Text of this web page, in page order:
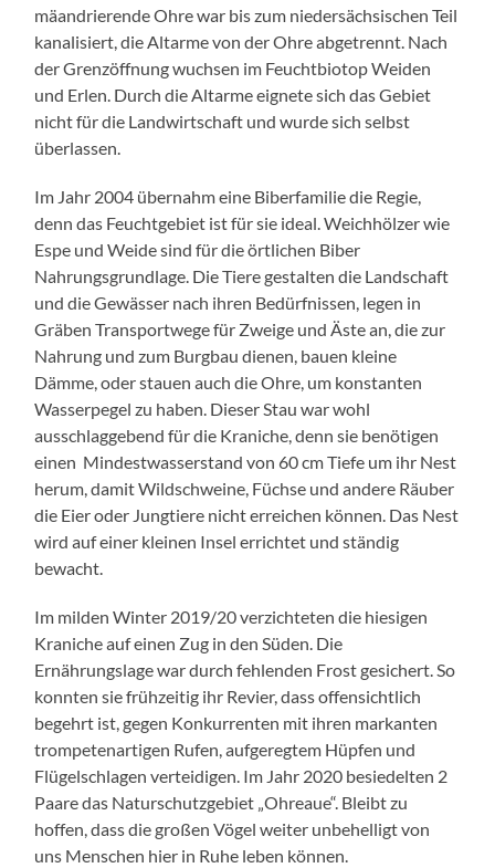
mäandrierende Ohre war bis zum niedersächsischen Teil
kanalisiert, die Altarme von der Ohre abgetrennt. Nach
der Grenzöffnung wuchsen im Feuchtbiotop Weiden
und Erlen. Durch die Altarme eignete sich das Gebiet
nicht für die Landwirtschaft und wurde sich selbst
überlassen.
Im Jahr 2004 übernahm eine Biberfamilie die Regie,
denn das Feuchtgebiet ist für sie ideal. Weichhölzer wie
Espe und Weide sind für die örtlichen Biber
Nahrungsgrundlage. Die Tiere gestalten die Landschaft
und die Gewässer nach ihren Bedürfnissen, legen in
Gräben Transportwege für Zweige und Äste an, die zur
Nahrung und zum Burgbau dienen, bauen kleine
Dämme, oder stauen auch die Ohre, um konstanten
Wasserpegel zu haben. Dieser Stau war wohl
ausschlaggebend für die Kraniche, denn sie benötigen
einen Mindestwasserstand von 60 cm Tiefe um ihr Nest
herum, damit Wildschweine, Füchse und andere Räuber
die Eier oder Jungtiere nicht erreichen können. Das Nest
wird auf einer kleinen Insel errichtet und ständig
bewacht.
Im milden Winter 2019/20 verzichteten die hiesigen
Kraniche auf einen Zug in den Süden. Die
Ernährungslage war durch fehlenden Frost gesichert. So
konnten sie frühzeitig ihr Revier, dass offensichtlich
begehrt ist, gegen Konkurrenten mit ihren markanten
trompetenartigen Rufen, aufgeregtem Hüpfen und
Flügelschlagen verteidigen. Im Jahr 2020 besiedelten 2
Paare das Naturschutzgebiet „Ohreaue“. Bleibt zu
hoffen, dass die großen Vögel weiter unbehelligt von
uns Menschen hier in Ruhe leben können.